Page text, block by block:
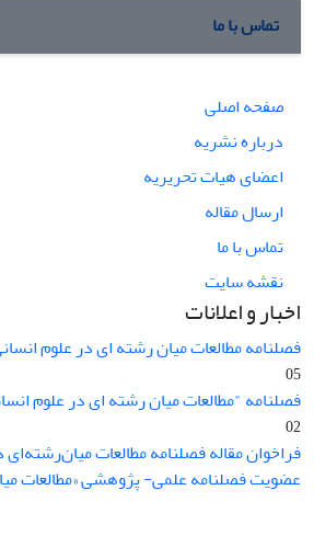
تماس با ما
صفحه اصلی
درباره نشریه
اعضای هیات تحریریه
ارسال مقاله
تماس با ما
نقشه سایت
اخبار و اعلانات
فصلنامه مطالعات میان رشته ای در علوم
05
فصلنامه "مطالعات میان رشته ای در علوم
02
فراخوان مقاله فصلنامه مطالعات
عضویت فصلنامه علمی- پژوهشی «مطالعات